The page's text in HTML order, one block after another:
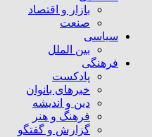
بازار و اقتصاد
صنعت
سیاسی
بین الملل
فرهنگی
پادکست
خبرهای بانوان
دین و اندیشه
فرهنگ و هنر
گزارش و گفتگو